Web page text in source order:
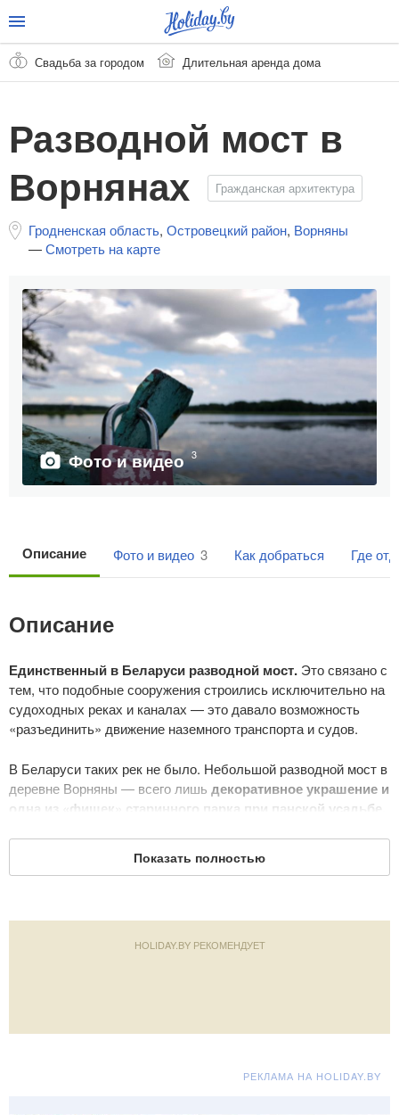
Свадьба за городом Длительная аренда дома
Разводной мост в
Ворнянах
Гражданская архитектура
Гродненская область, Островецкий район, Ворняны
—Смотреть на карте
Фото и видео 3
Описание Фото и видео 3 Как добраться Где
Описание
Единственный в Беларуси разводной мост. Это связано с
тем, что подобные сооружения строились исключительно на
судоходных реках и каналах — это давало возможность
«разъединить» движение наземного транспорта и судов.
В Беларуси таких рек не было. Небольшой разводной мост в
деревне Ворняны — всего лишь декоративное украшение и
одна из «фишек» старинного парка при панской усадьбе.
животным попасть на небольшой остров, где была
достопримечательностей в деревне Ворняны. На острове
Показать полностью
HOLIDAY.BY РЕКОМЕНДУЕТ
РЕКЛАМА НА HOLIDAY.BY